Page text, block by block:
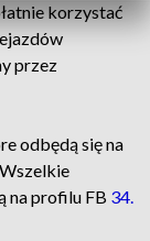
korzystać
przez
odbędą się na
na profilu FB 34.